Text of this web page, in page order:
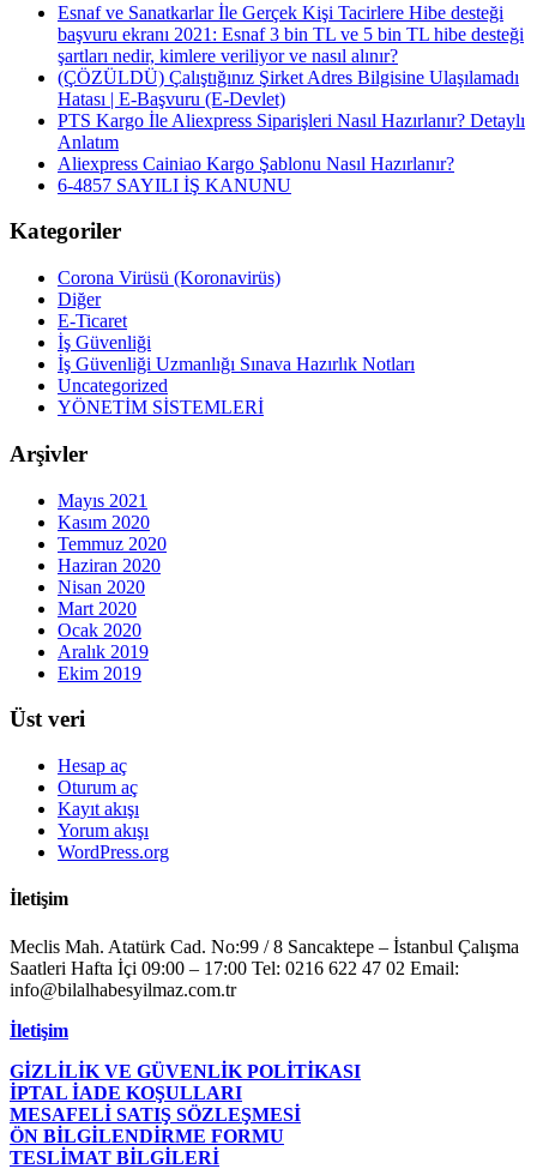
Esnaf ve Sanatkarlar İle Gerçek Kişi Tacirlere Hibe desteği
başvuru ekranı 2021: Esnaf 3 bin TL ve 5 bin TL hibe desteği
şartları nedir, kimlere veriliyor ve nasıl alınır?
(ÇÖZÜLDÜ) Çalıştığınız Şirket Adres Bilgisine Ulaşılamadı
Hatası | E-Başvuru (E-Devlet)
PTS Kargo İle Aliexpress Siparişleri Nasıl Hazırlanır? Detaylı
Anlatım
Aliexpress Cainiao Kargo Şablonu Nasıl Hazırlanır?
6-4857 SAYILI İŞ KANUNU
Kategoriler
Corona Virüsü (Koronavirüs)
Diğer
E-Ticaret
İş Güvenliği
İş Güvenliği Uzmanlığı Sınava Hazırlık Notları
Uncategorized
YÖNETİM SİSTEMLERİ
Arşivler
Mayıs 2021
Kasım 2020
Temmuz 2020
Haziran 2020
Nisan 2020
Mart 2020
Ocak 2020
Aralık 2019
Ekim 2019
Üst veri
Hesap aç
Oturum aç
Kayıt akışı
Yorum akışı
WordPress.org
İletişim
Meclis Mah. Atatürk Cad. No:99 / 8 Sancaktepe – İstanbul Çalışma
Saatleri Hafta İçi 09:00 – 17:00 Tel: 0216 622 47 02 Email:
info@bilalhabesyilmaz.com.tr
İletişim
GİZLİLİK VE GÜVENLİK POLİTİKASI
İPTAL İADE KOŞULLARI
MESAFELİ SATIŞ SÖZLEŞMESİ
ÖN BİLGİLENDİRME FORMU
TESLİMAT BİLGİLERİ